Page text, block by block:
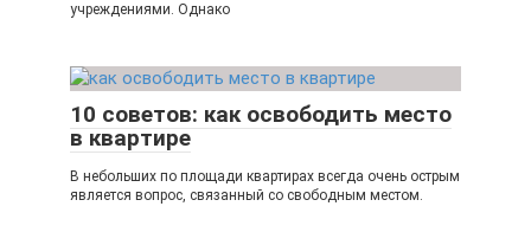
учреждениями. Однако
10 советов: как освободить место
в квартире
В небольших по площади квартирах всегда очень острым
является вопрос, связанный со свободным местом.